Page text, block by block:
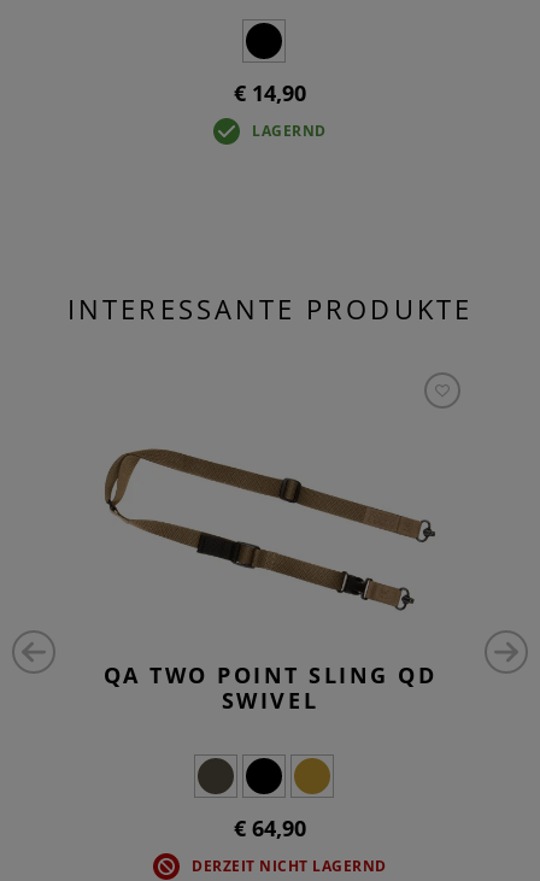
€ 14,90
LAGERND
INTERESSANTE PRODUKTE
QA TWO POINT SLING QD
SWIVEL
€ 64,90
DERZEIT NICHT LAGERND